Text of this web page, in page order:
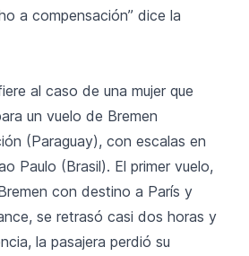
a compensación” dice la
al caso de una mujer que
un vuelo de Bremen
(Paraguay), con escalas en
Paulo (Brasil). El primer vuelo,
con destino a París y
se retrasó casi dos horas y
la pasajera perdió su